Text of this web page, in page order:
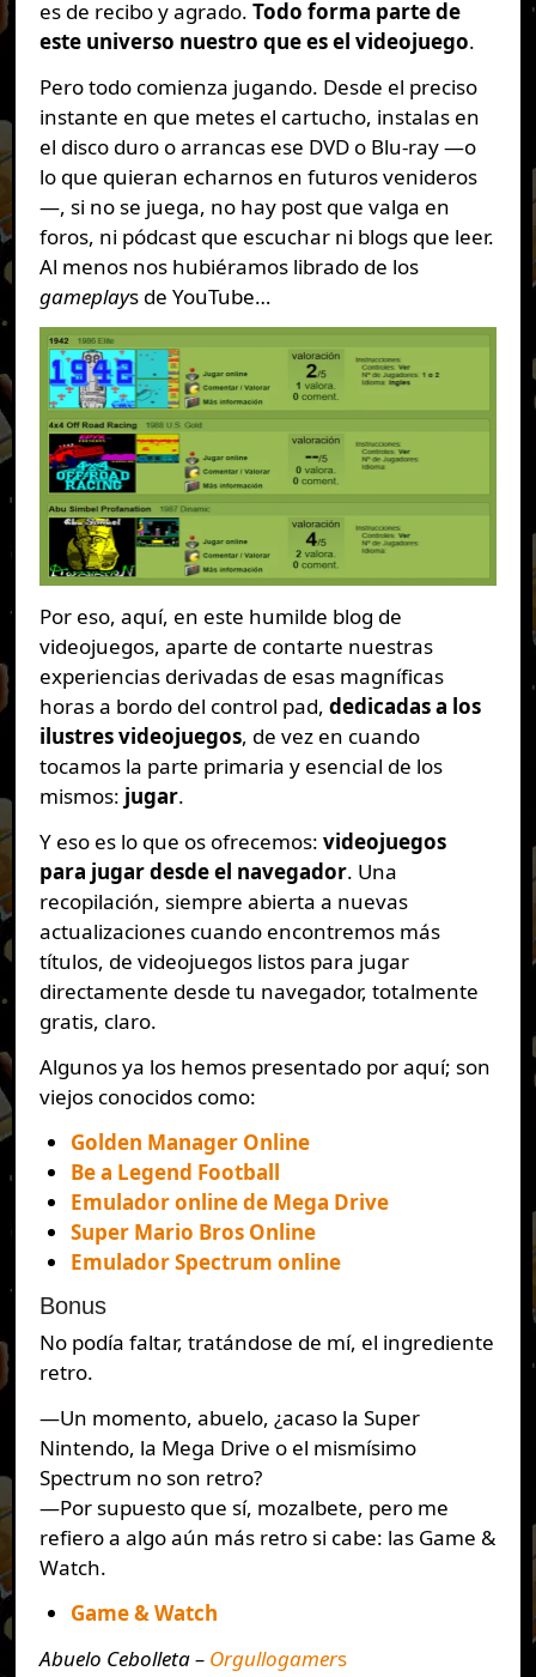
es de recibo y agrado. Todo forma parte de
este universo nuestro que es el videojuego.
Pero todo comienza jugando. Desde el preciso
instante en que metes el cartucho, instalas en
el disco duro o arrancas ese DVD o Blu-ray —o
lo que quieran echarnos en futuros venideros
—, si no se juega, no hay post que valga en
foros, ni pódcast que escuchar ni blogs que leer.
Al menos nos hubiéramos librado de los
gameplays de YouTube…
Por eso, aquí, en este humilde blog de
videojuegos, aparte de contarte nuestras
experiencias derivadas de esas magníficas
horas a bordo del control pad, dedicadas a los
ilustres videojuegos, de vez en cuando
tocamos la parte primaria y esencial de los
mismos: jugar.
Y eso es lo que os ofrecemos: videojuegos
para jugar desde el navegador. Una
recopilación, siempre abierta a nuevas
actualizaciones cuando encontremos más
títulos, de videojuegos listos para jugar
directamente desde tu navegador, totalmente
gratis, claro.
Algunos ya los hemos presentado por aquí; son
viejos conocidos como:
Golden Manager Online
Be a Legend Football
Emulador online de Mega Drive
Super Mario Bros Online
Emulador Spectrum online
Bonus
No podía faltar, tratándose de mí, el ingrediente
retro.
—Un momento, abuelo, ¿acaso la Super
Nintendo, la Mega Drive o el mismísimo
Spectrum no son retro?
—Por supuesto que sí, mozalbete, pero me
refiero a algo aún más retro si cabe: las Game &
Watch.
Game & Watch
Abuelo Cebolleta – Orgullogamers